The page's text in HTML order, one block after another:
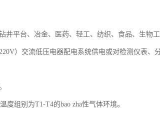
井平台、冶金、医药、轻工、纺织、食品、生物
）交流低压电器配电系统供电或对检测仪表、
组别为T1-T4的bao zha性气体环境。